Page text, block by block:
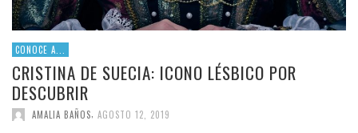
CONOCE A...
CRISTINA DE SUECIA: ICONO LÉSBICO POR
DESCUBRIR
AMALIA BAÑOS AGOSTO 12, 2019